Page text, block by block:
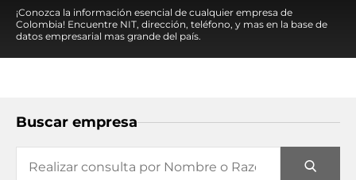
¡Conozca la información esencial de cualquier empresa de
Colombia! Encuentre NIT, dirección, teléfono, y mas en la base de
datos empresarial mas grande del país.
Buscar empresa